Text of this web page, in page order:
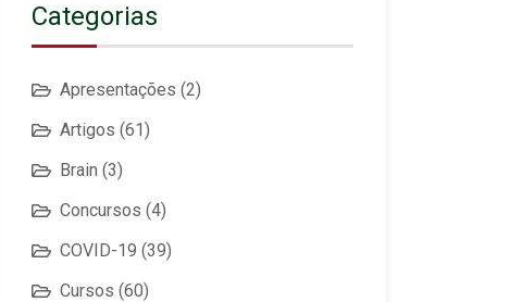
Categorias
Apresentações (2)
Artigos (61)
Brain (3)
Concursos (4)
COVID-19 (39)
Cursos (60)